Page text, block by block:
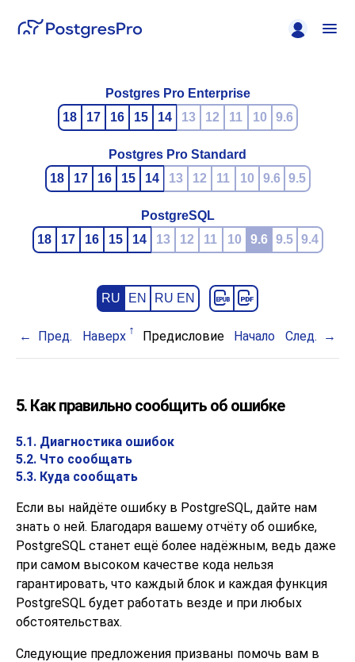
Postgres Pro Enterprise
18
17 16 15 14 13 12 11 10 9.6
Postgres Pro Standard
18
17 16 15 14 13 12 11 10 9.6 9.5
PostgreSQL
18
17 16 15 14 13 12 11 10 9.6 9.5 9.4
RU EN RU EN
Пред. Наверх Предисловие Начало След.
5. Как правильно сообщить об ошибке
5.1. Диагностика ошибок
5.2. Что сообщать
5.3. Куда сообщать
Если вы найдёте ошибку в PostgreSQL, дайте нам
знать о ней. Благодаря вашему отчёту об ошибке,
PostgreSQL станет ещё более надёжным, ведь даже
при самом высоком качестве кода нельзя
гарантировать, что каждый блок и каждая функция
PostgreSQL будет работать везде и при любых
обстоятельствах.
Следующие предложения призваны помочь вам в